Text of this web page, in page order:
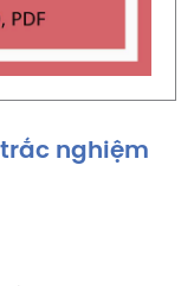
trắc nghiệm